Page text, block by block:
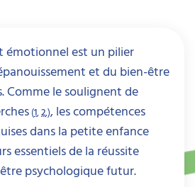
émotionnel est un pilier
et du bien-être
Comme le soulignent de
(1,2,), les compétences
dans la petite enfance
essentiels de la réussite
psychologique futur.